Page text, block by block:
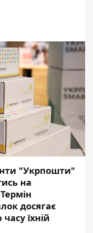
"Укрпошти"
на
досягає
часуїхній